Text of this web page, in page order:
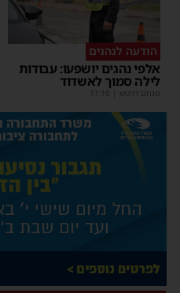
הודעה לנהגים
אלפי נהגים יושפעו: עבודות
לילה סמוך לאשדוד
מנחם דויטש 11:10